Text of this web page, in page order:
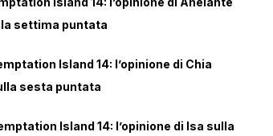
settima puntata
Island 14: l’opinione di Chia
sesta puntata
Island 14: l’opinione di Isa sulla